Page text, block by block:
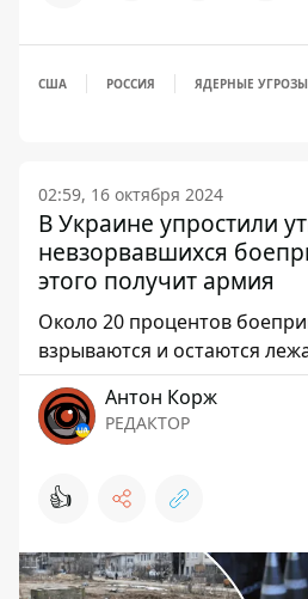
США РОССИЯ ЯДЕРНЫЕ УГРОЗЫ
02:59, 16 октября 2024
В Украине упростили
невзорвавшихся
этого получит армия
Около 20 процентов
взрываются и остаются
Антон Корж
РЕДАКТОР
👍